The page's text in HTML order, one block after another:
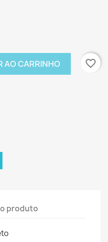
AO CARRINHO favorite_border
produto